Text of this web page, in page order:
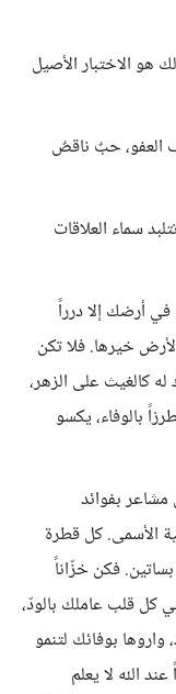
هو الاختبار الأصيل
العفو، حبٌ ناقصٌ
سماء العلاقات
أرضك إلا درراً
خيرها. فلا تكن
كالغيث على الزهر،
بالوفاء، يكسو
مشاعر بفوائد
الأسمى. كل قطرة
فكن خزّاناً
كل قلب عاملك بالودّ،
بوفائك لتنمو
الله لا يعلم